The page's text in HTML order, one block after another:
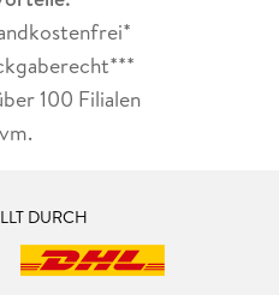
100 Filialen
DURCH